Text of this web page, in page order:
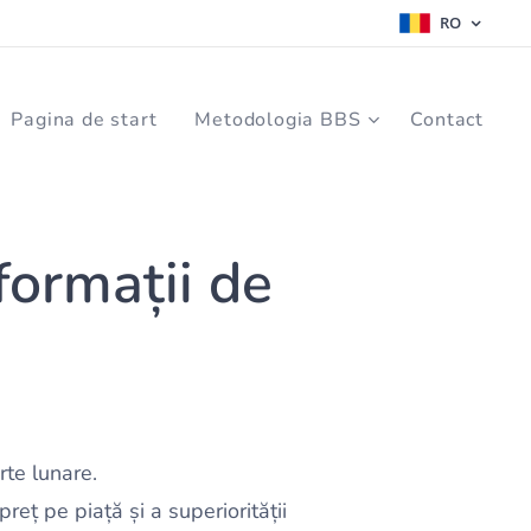
RO
Pagina de start Metodologia BBS Contact
de
lunare.
pe piață și a superiorității